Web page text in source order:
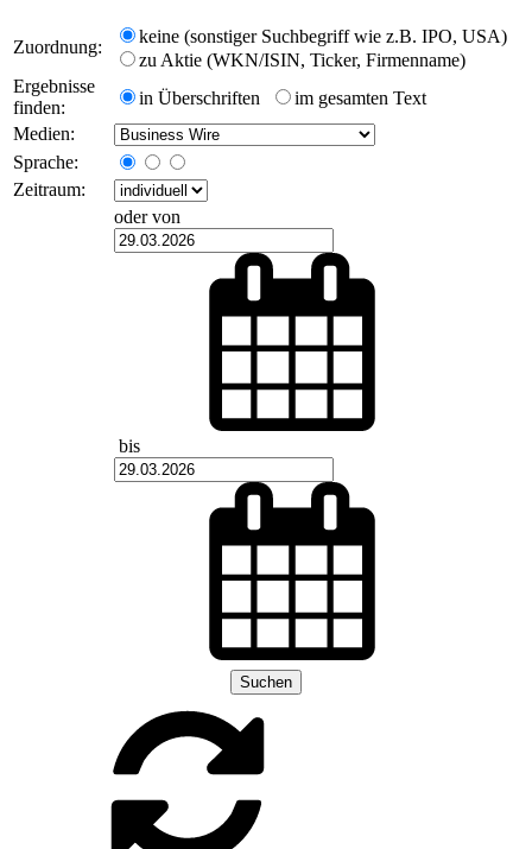
Zuordnung:
keine (sonstiger Suchbegriff wie z.B. IPO, USA)
zu Aktie (WKN/ISIN, Ticker, Firmenname)
Ergebnisse
finden:
in Überschriften
im gesamten Text
Medien:
Sprache:
Zeitraum:
oder von
bis
Suchen